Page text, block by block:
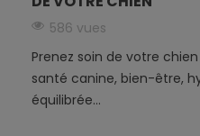
586 vues
Prenez soin de votre
santé canine, bien-être,
équilibrée...